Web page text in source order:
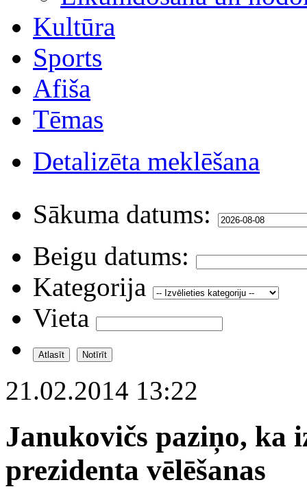
Kultūra
Sports
Afiša
Tēmas
Detalizēta meklēšana
Sākuma datums:
Beigu datums:
Kategorija
Vieta
21.02.2014 13:22
Janukovičs paziņo, ka
prezidenta vēlēšanas